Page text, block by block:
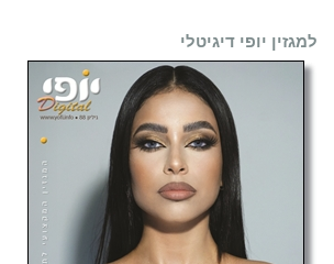
למגזין יופי דיגיטלי